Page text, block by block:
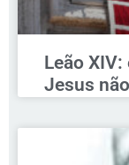
Leão
Jesus